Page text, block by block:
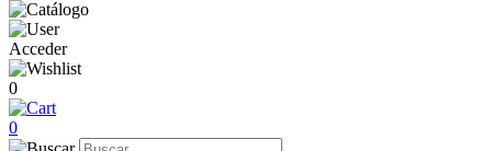
Acceder
0
0